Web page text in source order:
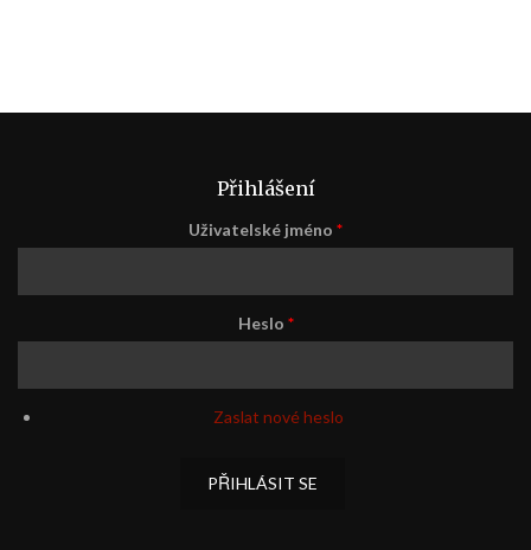
Přihlášení
Uživatelské jméno *
Heslo *
Zaslat nové heslo